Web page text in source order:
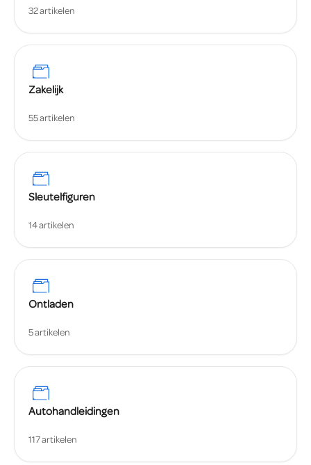
32 artikelen
Zakelijk
55 artikelen
Sleutelfiguren
14 artikelen
Ontladen
5 artikelen
Autohandleidingen
117 artikelen